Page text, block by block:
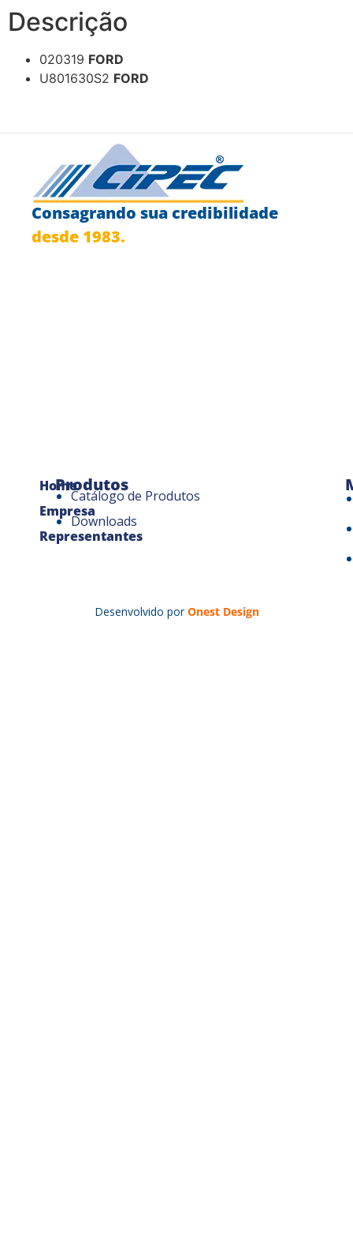
Descrição
020319 FORD
U801630S2 FORD
Consagrando sua credibilidade
desde 1983.
Home
Empresa
Representantes
Produtos
Catálogo de Produtos
Downloads
Desenvolvido por Onest Design